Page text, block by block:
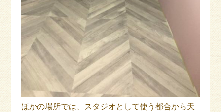
ほかの場所では、スタジオとして使う都合から天